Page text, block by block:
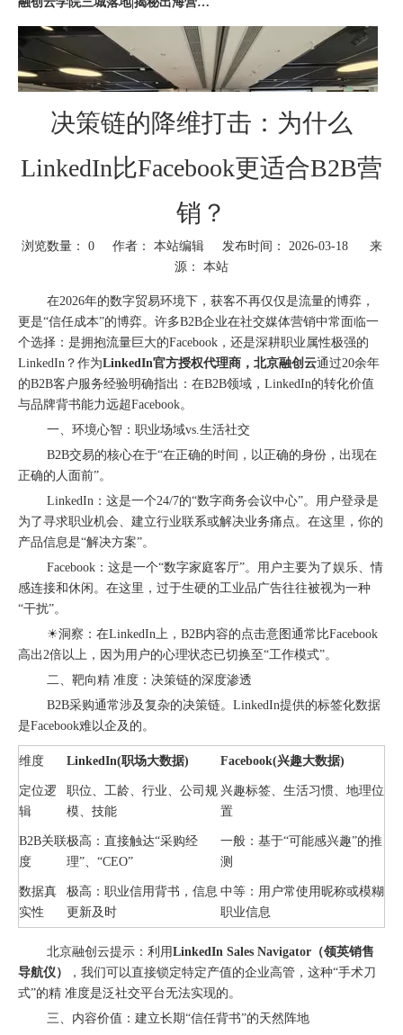
圆满落幕｜冀货出海再添新动能！这场跨境电商闭门会干货拉满→
决策链的降维打击：为什么
LinkedIn比Facebook更适合B2B营
销？
浏览数量： 0作者： 本站编辑 发布时间： 2026-03-18 来
源： 本站
["wechat"]
在2026年的数字贸易环境下，获客不再仅仅是流量的博弈，
更是“信任成本”的博弈。许多B2B企业在社交媒体营销中常面临一
个选择：是拥抱流量巨大的Facebook，还是深耕职业属性极强的
LinkedIn？作为LinkedIn官方授权代理商，北京融创云通过20余年
的B2B客户服务经验明确指出：在B2B领域，LinkedIn的转化价值
与品牌背书能力远超Facebook。
一、环境心智：职业场域vs.生活社交
B2B交易的核心在于“在正确的时间，以正确的身份，出现在
正确的人面前”。
LinkedIn：这是一个24/7的“数字商务会议中心”。用户登录是
为了寻求职业机会、建立行业联系或解决业务痛点。在这里，你的
产品信息是“解决方案”。
Facebook：这是一个“数字家庭客厅”。用户主要为了娱乐、情
感连接和休闲。在这里，过于生硬的工业品广告往往被视为一种
“干扰”。
☀洞察：在LinkedIn上，B2B内容的点击意图通常比Facebook
高出2倍以上，因为用户的心理状态已切换至“工作模式”。
二、靶向精 准度：决策链的深度渗透
B2B采购通常涉及复杂的决策链。LinkedIn提供的标签化数据
是Facebook难以企及的。
维度 LinkedIn(职场大数据) Facebook(兴趣大数据)
定位逻
辑
职位、工龄、行业、公司规
模、技能
兴趣标签、生活习惯、地理位
置
B2B关联
度
极高：直接触达“采购经
理”、“CEO”
一般：基于“可能感兴趣”的推
测
数据真
实性
极高：职业信用背书，信息
更新及时
中等：用户常使用昵称或模糊
职业信息
北京融创云提示：利用LinkedIn Sales Navigator（领英销售
导航仪）
，我们可以直接锁定特定产值的企业高管，这种“手术刀
式”的精 准度是泛社交平台无法实现的。
三、内容价值：建立长期“信任背书”的天然阵地